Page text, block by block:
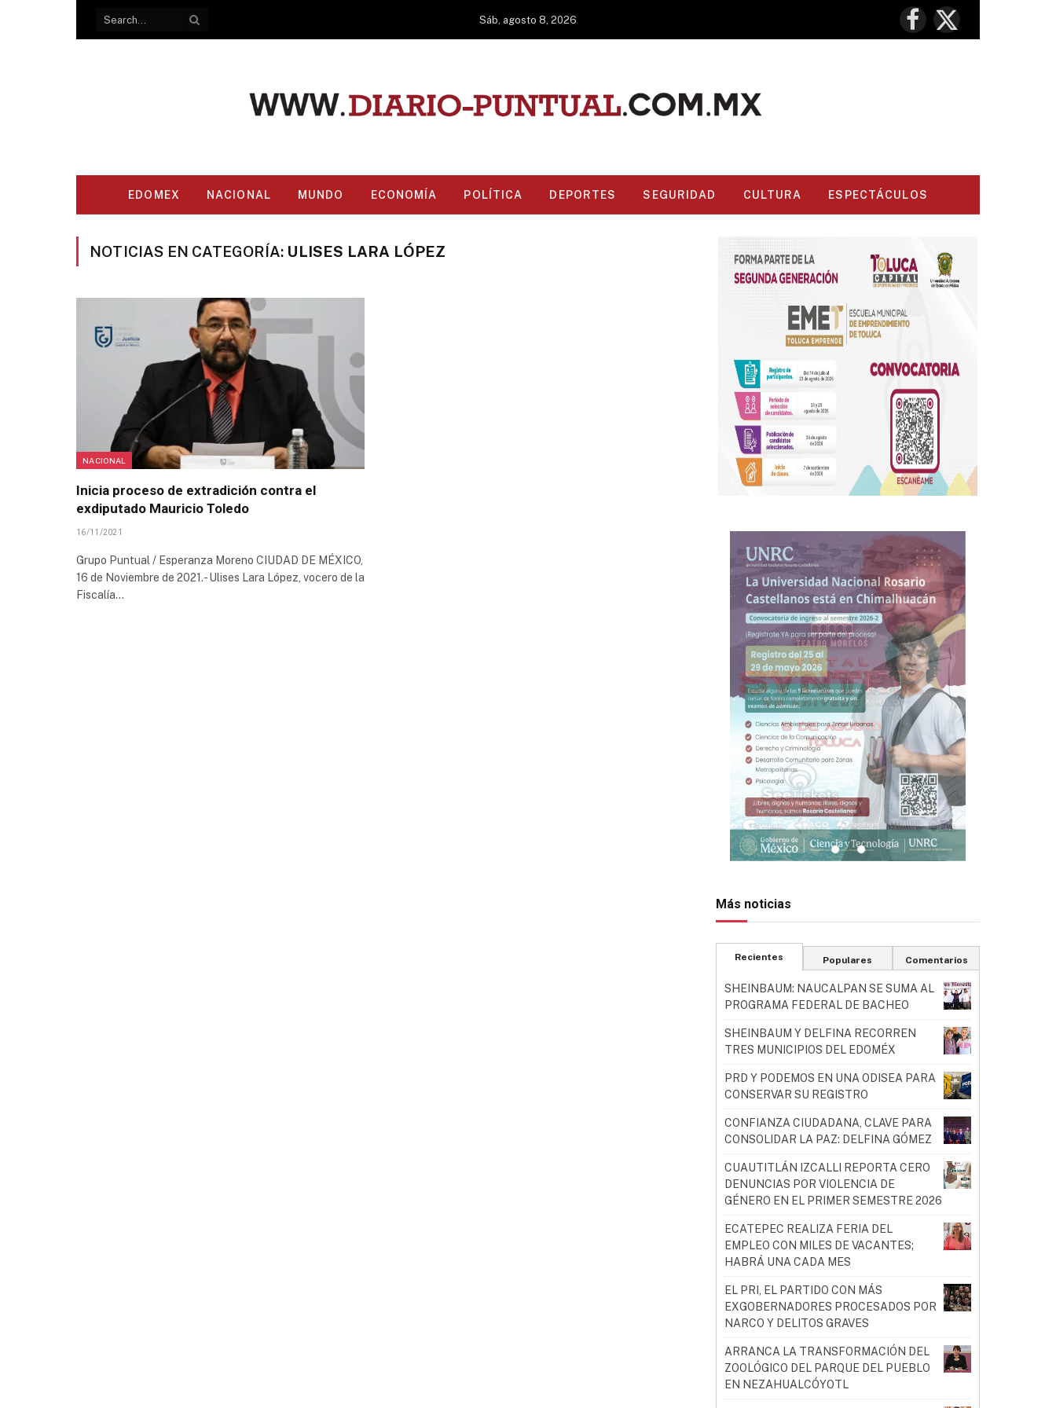
Sáb, agosto 8, 2026
Facebook
X
(Twitter)
EDOMEX NACIONAL MUNDO ECONOMÍA POLÍTICA DEPORTES SEGURIDAD CULTURA ESPECTÁCULOS
NOTICIAS EN CATEGORÍA: ULISES LARA LÓPEZ
NACIONAL
Inicia proceso de extradición contra el
exdiputado Mauricio Toledo
16/11/2021
Grupo Puntual / Esperanza Moreno CIUDAD DE MÉXICO,
16 de Noviembre de 2021.- Ulises Lara López, vocero de la
Fiscalía…
Más noticias
Recientes Populares Comentarios
SHEINBAUM: NAUCALPAN SE SUMA AL
PROGRAMA FEDERAL DE BACHEO
SHEINBAUM Y DELFINA RECORREN
TRES MUNICIPIOS DEL EDOMÉX
PRD Y PODEMOS EN UNA ODISEA PARA
CONSERVAR SU REGISTRO
CONFIANZA CIUDADANA, CLAVE PARA
CONSOLIDAR LA PAZ: DELFINA GÓMEZ
CUAUTITLÁN IZCALLI REPORTA CERO
DENUNCIAS POR VIOLENCIA DE
GÉNERO EN EL PRIMER SEMESTRE 2026
ECATEPEC REALIZA FERIA DEL
EMPLEO CON MILES DE VACANTES;
HABRÁ UNA CADA MES
EL PRI, EL PARTIDO CON MÁS
EXGOBERNADORES PROCESADOS POR
NARCO Y DELITOS GRAVES
ARRANCA LA TRANSFORMACIÓN DEL
ZOOLÓGICO DEL PARQUE DEL PUEBLO
EN NEZAHUALCÓYOTL